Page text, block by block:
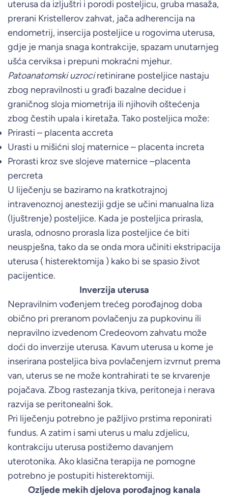
uterusa da izljuštri i porodi posteljicu, gruba masaža,
prerani Kristellerov zahvat, jača adherencija na
endometrij, insercija posteljice u rogovima uterusa,
gdje je manja snaga kontrakcije, spazam unutarnjeg
ušća cerviksa i prepuni mokraćni mjehur.
Patoanatomski uzrociretinirane posteljice nastaju
zbog nepravilnosti u građi bazalne decidue i
graničnog sloja miometrija ili njihovih oštećenja
zbog čestih upala i kiretaža. Tako posteljica može:
Prirasti – placenta accreta
Urasti u mišićni sloj maternice – placenta increta
Prorasti kroz sve slojeve maternice –placenta
percreta
U liječenju se baziramo na kratkotrajnoj
intravenoznoj anesteziji gdje se učini manualna liza
(ljuštrenje) posteljice. Kada je posteljica prirasla,
urasla, odnosno prorasla liza posteljice će biti
neuspješna, tako da se onda mora učiniti ekstripacija
uterusa ( histerektomija ) kako bi se spasio život
pacijentice.
Inverzija uterusa
Nepravilnim vođenjem trećeg porođajnog doba
obično pri preranom povlačenju za pupkovinu ili
nepravilno izvedenom Credeovom zahvatu može
doći do inverzije uterusa. Kavum uterusa u kome je
inserirana posteljica biva povlačenjem izvrnut prema
van, uterus se ne može kontrahirati te se krvarenje
pojačava. Zbog rastezanja tkiva, peritoneja i nerava
razvija se peritonealni šok.
Pri liječenju potrebno je pažljivo prstima reponirati
fundus. A zatim i sami uterus u malu zdjelicu,
kontrakciju uterusa postižemo davanjem
uterotonika. Ako klasična terapija ne pomogne
potrebno je postupiti histerektomiji.
Ozljede mekih djelova porođajnog kanala